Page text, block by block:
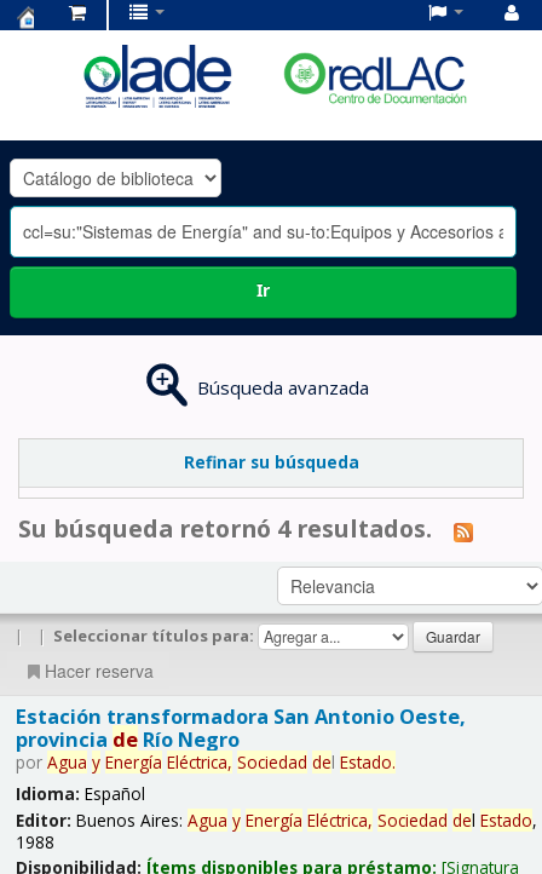
OLADE
-
Ir
Búsqueda avanzada
Refinar su búsqueda
Su búsqueda retornó 4 resultados.
| | Seleccionar títulos para:
Hacer reserva
Estación transformadora San Antonio Oeste,
provincia deRío Negro
por Agua y Energía Eléctrica, Sociedad del Estado.
Idioma: Español
Editor: Buenos Aires: Agua y Energía Eléctrica, Sociedad del Estado,
1988
Disponibilidad: Ítems disponibles para préstamo: Signatura